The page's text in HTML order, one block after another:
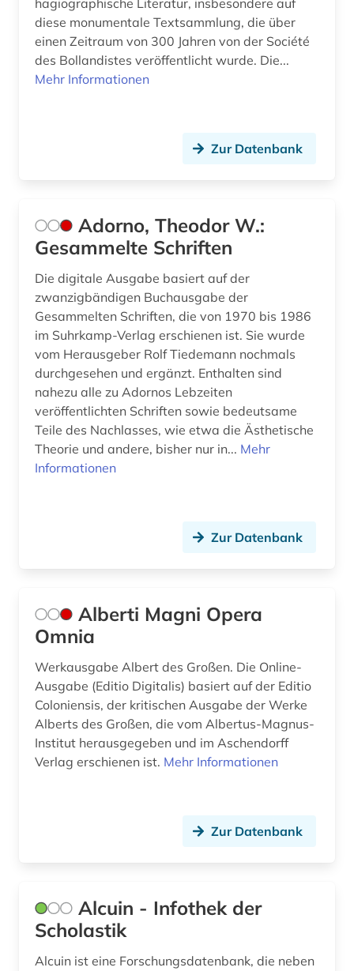
englisch literatur (1)
enneades (1)
entdeckung (1)
erasmus von rotterdam (1)
erkenntnistheorie (3)
ernst (3)
erziehungswissenschaft (1)
ethik (8)
ethnologie (1)
europa (1)
fachportal (1)
feminismus (1)
feuerbach (1)
finanzwissenschaft (1)
hagiographische Literatur, insbesondere auf
diese monumentale Textsammlung, die über
einen Zeitraum von 300 Jahren von der Société
des Bollandistes veröffentlicht wurde. Die...
Mehr Informationen
Zur Datenbank
Adorno, Theodor W.:
Gesammelte Schriften
Die digitale Ausgabe basiert auf der
zwanzigbändigen Buchausgabe der
Gesammelten Schriften, die von 1970 bis 1986
im Suhrkamp-Verlag erschienen ist. Sie wurde
vom Herausgeber Rolf Tiedemann nochmals
durchgesehen und ergänzt. Enthalten sind
nahezu alle zu Adornos Lebzeiten
veröffentlichten Schriften sowie bedeutsame
Teile des Nachlasses, wie etwa die Ästhetische
Theorie und andere, bisher nur in... Mehr
Informationen
Zur Datenbank
Alberti Magni Opera
Omnia
Werkausgabe Albert des Großen. Die Online-
Ausgabe (Editio Digitalis) basiert auf der Editio
Coloniensis, der kritischen Ausgabe der Werke
Alberts des Großen, die vom Albertus-Magnus-
Institut herausgegeben und im Aschendorff
Verlag erschienen ist. Mehr Informationen
Zur Datenbank
Alcuin - Infothek der
Scholastik
Alcuin ist eine Forschungsdatenbank, die neben